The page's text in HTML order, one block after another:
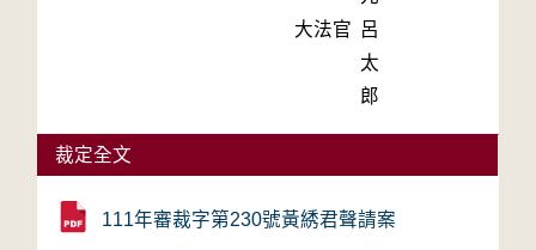
大法官 呂
太
郎
裁定全文
111年審裁字第230號黃綉君聲請案